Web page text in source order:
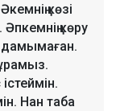
көзі
көру
дамымаған.
Нан таба